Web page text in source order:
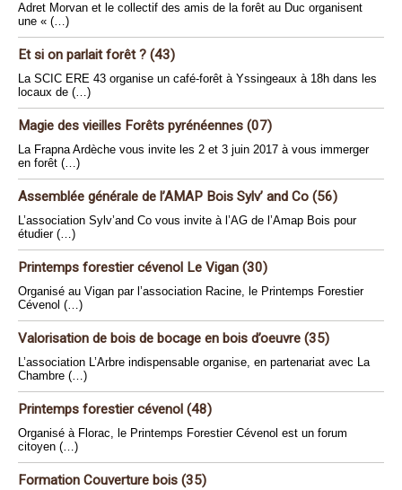
Adret Morvan et le collectif des amis de la forêt au Duc organisent
une « (…)
Et si on parlait forêt ? (43)
La SCIC ERE 43 organise un café-forêt à Yssingeaux à 18h dans les
locaux de (…)
Magie des vieilles Forêts pyrénéennes (07)
La Frapna Ardèche vous invite les 2 et 3 juin 2017 à vous immerger
en forêt (…)
Assemblée générale de l’AMAP Bois Sylv’ and Co (56)
L’association Sylv’and Co vous invite à l’AG de l’Amap Bois pour
étudier (…)
Printemps forestier cévenol Le Vigan (30)
Organisé au Vigan par l’association Racine, le Printemps Forestier
Cévenol (…)
Valorisation de bois de bocage en bois d’oeuvre (35)
L’association L’Arbre indispensable organise, en partenariat avec La
Chambre (…)
Printemps forestier cévenol (48)
Organisé à Florac, le Printemps Forestier Cévenol est un forum
citoyen (…)
Formation Couverture bois (35)